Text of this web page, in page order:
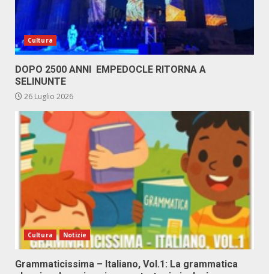
Cultura
DOPO 2500 ANNI EMPEDOCLE RITORNA A
SELINUNTE
26 Luglio 2026
Cultura Notizie
Grammaticissima – Italiano, Vol.1: La grammatica